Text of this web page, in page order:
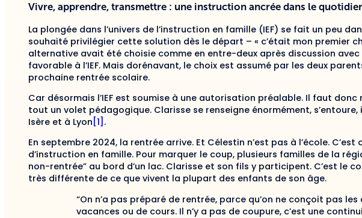
Vivre, apprendre, transmettre : une instruction ancrée dans le
La plongée dans l’univers de l’instruction en famille (IEF) se fait un peu
souhaité privilégier cette solution dès le départ – « c’était mon premier
alternative avait été choisie comme en entre-deux après discussion
favorable à l’IEF. Mais dorénavant, le choix est assumé par les deux
prochaine rentrée scolaire.
Car désormais l’IEF est soumise à une autorisation préalable. Il faut
tout un volet pédagogique. Clarisse se renseigne énormément,
Isère et à Lyon [1] .
En septembre 2024, la rentrée arrive. Et Célestin n’est pas à l’école.
d’instruction en famille. Pour marquer le coup, plusieurs familles de la
non-rentrée” au bord d’un lac. Clarisse et son fils y participent. C’est le
très différente de ce que vivent la plupart des enfants de son âge.
“On n’a pas préparé de rentrée, parce qu’on ne conçoit pas
vacances ou de cours. Il n’y a pas de coupure, c’est une